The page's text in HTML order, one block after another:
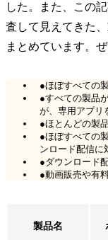
した。また、この
査して見えてきた
まとめています。
●ほぼすべての
●すべての製品
が、専用アプリ
●ほとんどの製
●ほぼすべての
ンロード配信に
●ダウンロード
●動画販売や有
製品名